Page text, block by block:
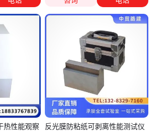
热性能观察
反光膜防粘纸可剥离性能测试仪